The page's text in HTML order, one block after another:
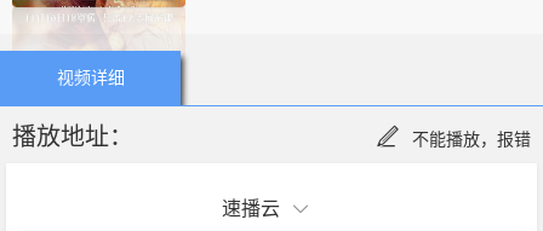
视频详细
播放地址： 不能播放，报错
速播云